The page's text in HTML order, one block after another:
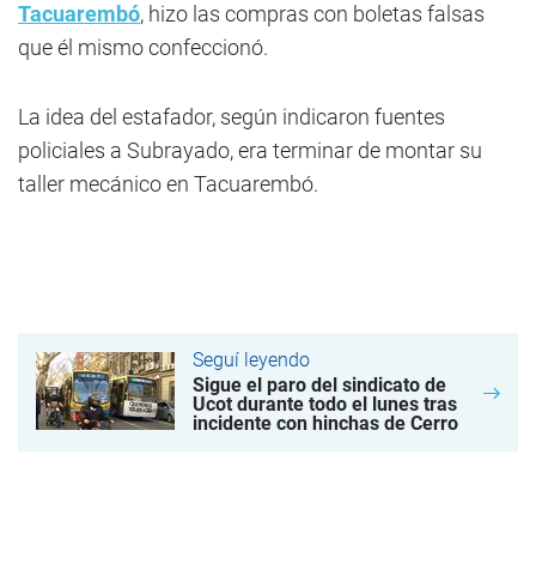
Tacuarembó, hizo las compras con boletas falsas
que él mismo confeccionó.
La idea del estafador, según indicaron fuentes
policiales a Subrayado, era terminar de montar su
taller mecánico en Tacuarembó.
Seguí leyendo
Sigue el paro del sindicato de
Ucot durante todo el lunes tras
incidente con hinchas de Cerro